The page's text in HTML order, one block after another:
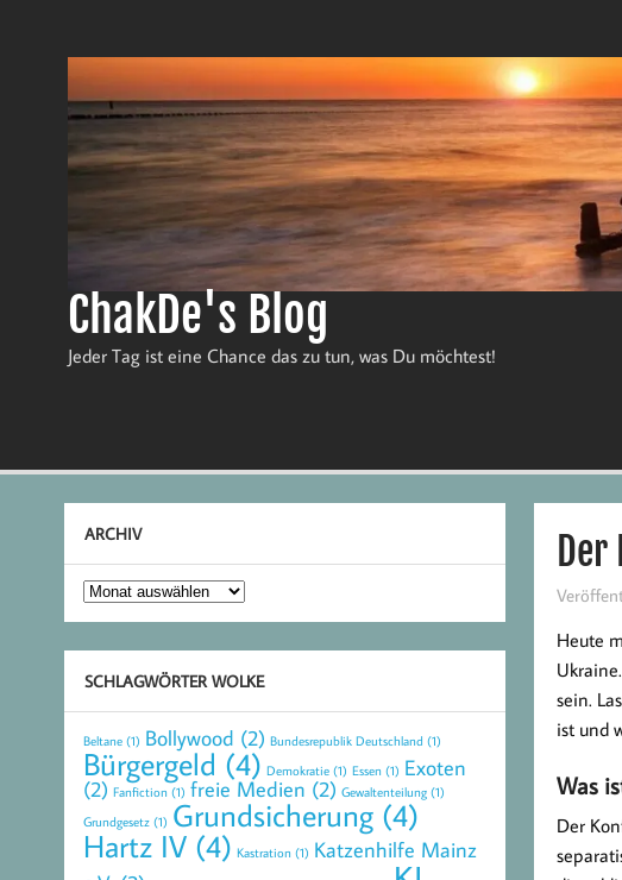
ChakDe's Blog
Jeder Tag ist eine Chance das zu tun, was Du möchtest!
Heute
sein.
ist und
Was
Der
ARCHIV
Archiv
SCHLAGWÖRTER WOLKE
Beltane(1) Bollywood (2) Bundesrepublik Deutschland (1)
Bürgergeld (4) Demokratie(1) Essen(1) Exoten
(2) Fanfiction(1) freie Medien (2) Gewaltenteilung(1)
Grundgesetz(1) Grundsicherung(4)
Hartz IV(4) Kastration(1) Katzenhilfe Mainz